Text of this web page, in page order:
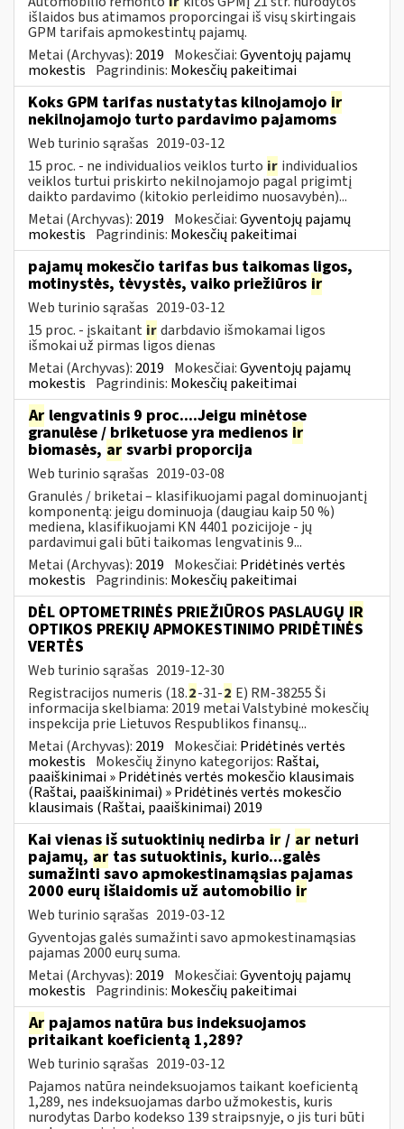
išlaidos bus atimamos proporcingai iš visų skirtingais
GPM tarifais apmokestintų pajamų.
Metai (Archyvas): 2019 Mokesčiai:Gyventojų pajamų
mokestis Pagrindinis: Mokesčių pakeitimai
Koks GPM tarifas nustatytas kilnojamojo ir
nekilnojamojo turto pardavimo pajamoms
Web turinio sąrašas 2019-03-12
15 proc. - ne individualios veiklos turto ir individualios
veiklos turtui priskirto nekilnojamojo pagal prigimtį
daikto pardavimo (kitokio perleidimo nuosavybėn)...
Metai (Archyvas): 2019 Mokesčiai:Gyventojų pajamų
mokestis Pagrindinis: Mokesčių pakeitimai
pajamų mokesčio tarifas bus taikomas ligos,
motinystės, tėvystės, vaiko priežiūros ir
Web turinio sąrašas 2019-03-12
15 proc. - įskaitant irdarbdavio išmokamai ligos
išmokai už pirmas ligos dienas
Metai (Archyvas): 2019 Mokesčiai:Gyventojų pajamų
mokestis Pagrindinis: Mokesčių pakeitimai
Ar lengvatinis 9 proc....Jeigu minėtose
granulėse / briketuose yra medienos ir
biomasės, ar svarbi proporcija
Web turinio sąrašas 2019-03-08
Granulės / briketai – klasifikuojami pagal dominuojantį
komponentą: jeigu dominuoja (daugiau kaip 50 %)
mediena, klasifikuojami KN 4401 pozicijoje - jų
pardavimui gali būti taikomas lengvatinis 9...
Metai (Archyvas): 2019 Mokesčiai: Pridėtinės vertės
mokestis Pagrindinis: Mokesčių pakeitimai
DĖL OPTOMETRINĖS PRIEŽIŪROS PASLAUGŲ IR
OPTIKOS PREKIŲ APMOKESTINIMO PRIDĖTINĖS
VERTĖS
Web turinio sąrašas 2019-12-30
Registracijos numeris (18.2-31-2 E) RM-38255 Ši
informacija skelbiama: 2019 metai Valstybinė mokesčių
inspekcija prie Lietuvos Respublikos finansų...
Metai (Archyvas): 2019 Mokesčiai: Pridėtinės vertės
mokestis Mokesčių žinyno kategorijos: Raštai,
paaiškinimai » Pridėtinės vertės mokesčio klausimais
(Raštai, paaiškinimai) » Pridėtinės vertės mokesčio
klausimais (Raštai, paaiškinimai) 2019
Kai vienas iš sutuoktinių nedirba ir / ar neturi
pajamų, ar tas sutuoktinis, kurio...galės
sumažinti savo apmokestinamąsias pajamas
2000 eurų išlaidomis už automobilio ir
Web turinio sąrašas 2019-03-12
Gyventojas galės sumažinti savo apmokestinamąsias
pajamas 2000 eurų suma.
Metai (Archyvas): 2019 Mokesčiai:Gyventojų pajamų
mokestis Pagrindinis: Mokesčių pakeitimai
Ar pajamos natūra bus indeksuojamos
pritaikant koeficientą 1,289?
Web turinio sąrašas 2019-03-12
Pajamos natūra neindeksuojamos taikant koeficientą
1,289, nes indeksuojamas darbo užmokestis, kuris
nurodytas Darbo kodekso 139 straipsnyje, o jis turi būti